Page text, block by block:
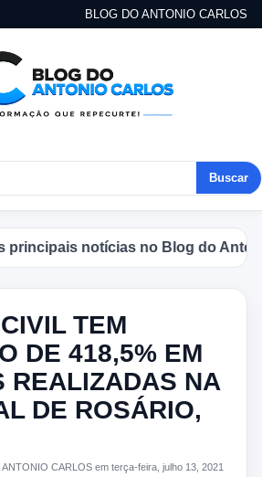
BLOG DO ANTONIO CARLOS
Buscar
notícias no Blog do Antonio
TEM
DE 418,5% EM
REALIZADAS NA
DE ROSÁRIO,
CARLOS em terça-feira, julho 13, 2021